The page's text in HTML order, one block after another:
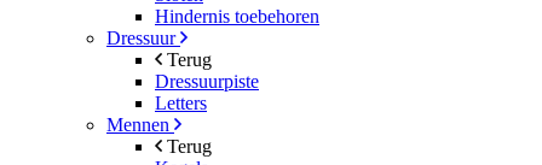
Hindernis toebehoren
Dressuur
Terug
Dressuurpiste
Letters
Mennen
Terug